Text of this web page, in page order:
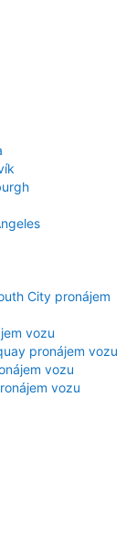
City pronájem
vozu
pronájem vozu
vozu
vozu